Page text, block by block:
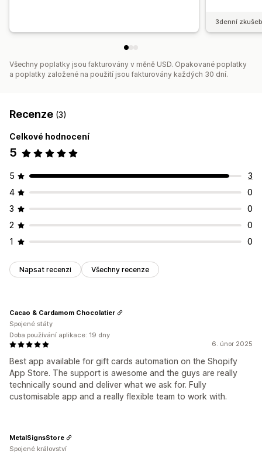
3denní
Všechny poplatky jsou fakturovány v měně USD. Opakované poplatky
a poplatky založené na použití jsou fakturovány každých 30 dní.
Recenze (3)
Celkové hodnocení
5
5
3
4
0
3
0
2
0
1
0
Napsat recenzi Všechny recenze
6. únor 2025
Best app available for gift cards automation on the Shopify
App Store. The support is awesome and the guys are really
technically sound and deliver what we ask for. Fully
customisable app and a really flexible team to work with.
Cacao & Cardamom Chocolatier
Spojené státy
Doba používání aplikace: 19 dny
MetalSignsStore
Spojené království